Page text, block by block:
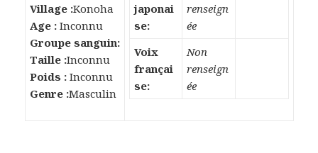
Village :Konoha
Age :Inconnu
Groupe sanguin:
Taille :Inconnu
Poids :Inconnu
Genre :Masculin
japonai
se:
renseign
ée
Voix
françai
se:
Non
renseign
ée